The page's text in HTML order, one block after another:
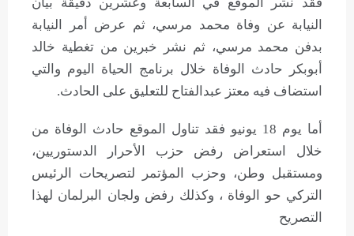
النيابة عن وفاة محمد مرسي، ثم عرض أمر النيابة
بدفن محمد مرسي، ثم نشر خبرين من تغطية خالد
أبوبكر حادث الوفاة خلال برنامج الحياة اليوم والتي
استضاف فيه معتز عبدالفتاح للتعليق على الحادث.
أما يوم 18 يونيو فقد تناول الموقع حادث الوفاة من
خلال استعراض رفض حزب الأحرار الدستوريين،
ومستقبل وطن، وحزب المؤتمر لتصريحات الرئيس
التركي حو الوفاة ، وكذلك رفض ولجان البرلمان لهذا
التصريح